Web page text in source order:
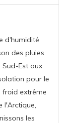
d'humidité
des pluies
Sud-Est aux
pour le
extrême
l'Arctique,
les